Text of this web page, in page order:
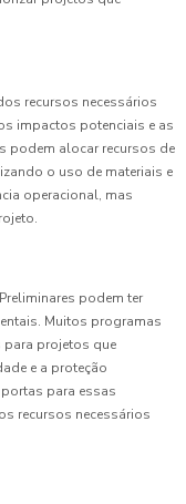
recursos necessários
impactos potenciais e as
podem alocar recursos de
o uso de materiais e
operacional, mas
podem ter
Muitos programas
projetos que
e a proteção
para essas
recursos necessários